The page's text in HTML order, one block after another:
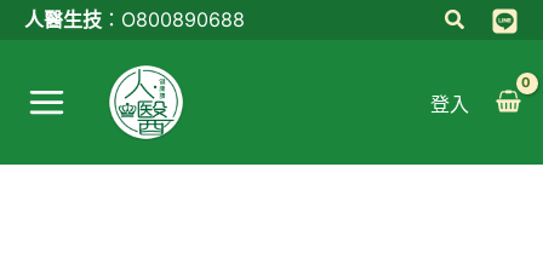
人醫生技 ： O800890688
登入